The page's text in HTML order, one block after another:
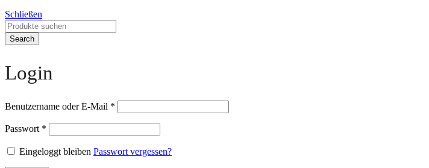
Schließen
Search
Login
Benutzername oder E-Mail *
Passwort *
Eingeloggt bleiben Passwort vergessen?